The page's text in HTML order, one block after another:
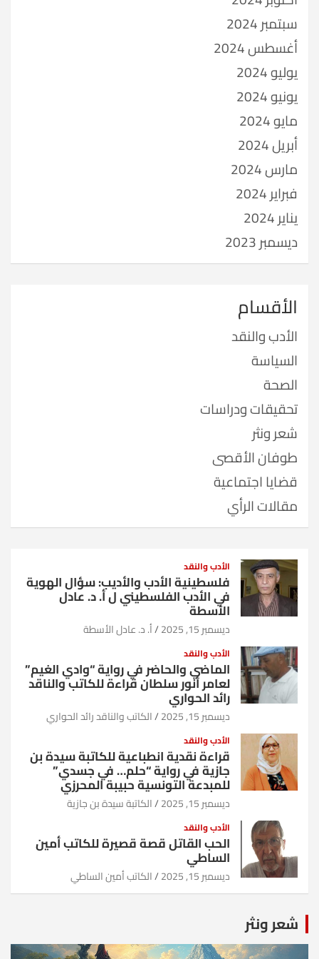
سبتمبر 2024
أغسطس 2024
يوليو 2024
يونيو 2024
مايو 2024
أبريل 2024
مارس 2024
فبراير 2024
يناير 2024
ديسمبر 2023
الأقسام
الأدب والنقد
السياسة
الصحة
تحقيقات ودراسات
شعر ونثر
طوفان الأقصى
قضايا اجتماعية
مقالات الرأي
الأدب والنقد
فلسطينية الأدب والأديب: سؤال الهوية
في الأدب الفلسطيني ل أ. د. عادل
الأسطة
ديسمبر 15, 2025 أ. د. عادل الأسطة
الأدب والنقد
الماضي والحاضر في رواية “وادي الغيم”
لعامر أنور سلطان قراءة للكاتب والناقد
رائد الحواري
ديسمبر 15, 2025 الكاتب والناقد رائد الحواري
الأدب والنقد
قراءة نقدية انطباعية للكاتبة سيدة بن
جازية في رواية “حلم… في جسدي”
للمبدعة التونسية حبيبة المحرزي
ديسمبر 15, 2025 الكاتبة سيدة بن جازية
الأدب والنقد
الحب القاتل قصة قصيرة للكاتب أمين
الساطي
ديسمبر 15, 2025 الكاتب أمين الساطي
شعر ونثر